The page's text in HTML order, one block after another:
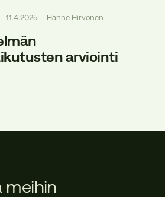
arviointi
11.4.2025 Hanne Hirvonen
meihin